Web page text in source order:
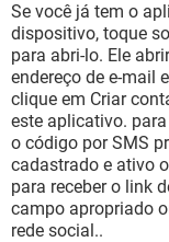
Se você já tem o
dispositivo, toque
para abri-lo. Ele
endereço de e-mail
clique em Criar
este aplicativo.
o código por SMS
cadastrado e ativo
para receber o link
campo apropriado
rede social..